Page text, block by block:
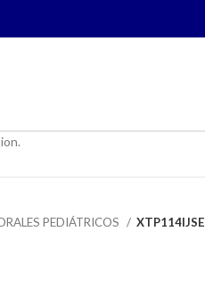
PEDIÁTRICOS XTP114IJSE